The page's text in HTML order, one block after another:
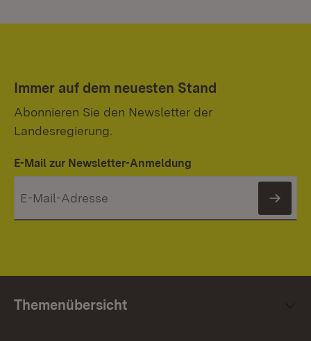
Immer auf dem neuesten Stand
Abonnieren Sie den Newsletter der
Landesregierung.
E-Mail zur Newsletter-Anmeldung
Themenübersicht